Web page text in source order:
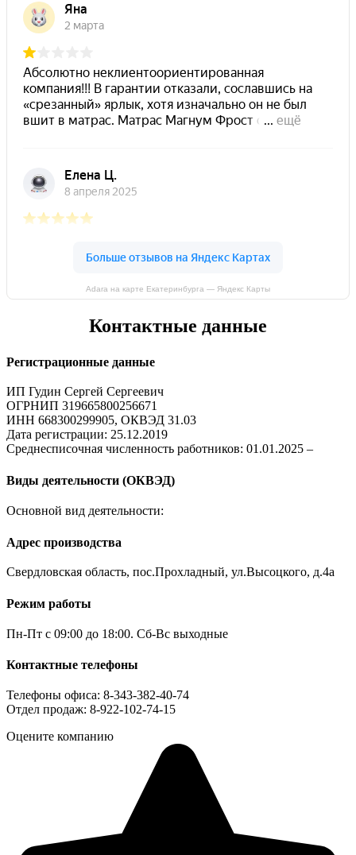
Adara на карте Екатеринбурга — Яндекс Карты
Контактные данные
Регистрационные данные
ИП Гудин Сергей Сергеевич
ОГРНИП 319665800256671
ИНН 668300299905, ОКВЭД 31.03
Дата регистрации: 25.12.2019
Среднесписочная численность работников: 01.01.2025 –
Виды деятельности (ОКВЭД)
Основной вид деятельности:
Адрес производства
Свердловская область, пос.Прохладный, ул.Высоцкого, д.4а
Режим работы
Пн-Пт с 09:00 до 18:00. Сб-Вс выходные
Контактные телефоны
Телефоны офиса: 8-343-382-40-74
Отдел продаж: 8-922-102-74-15
Оцените компанию